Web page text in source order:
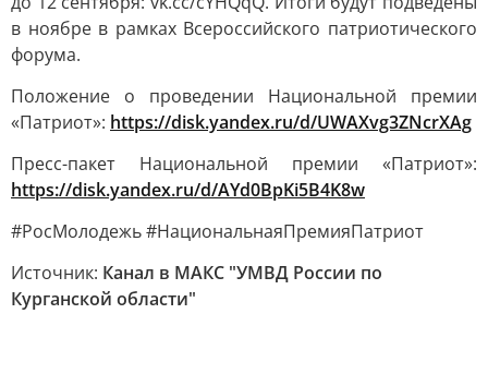
в ноябре в рамках Всероссийского патриотического
форума.
Положение о проведении Национальной премии
«Патриот»: https://disk.yandex.ru/d/UWAXvg3ZNcrXAg
Пресс-пакет Национальной премии «Патриот»:
https://disk.yandex.ru/d/AYd0BpKi5B4K8w
#РосМолодежь #НациональнаяПремияПатриот
Источник: Канал в МАКС "УМВД России по
Курганской области"